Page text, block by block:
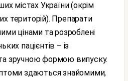
містах України (окрім
територій). Препарати
цінами та розроблені
пацієнтів – із
зручною формою випуску.
здаються знайомими,